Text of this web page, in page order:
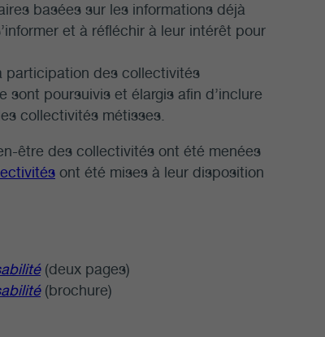
basées sur les informations déjà
et à réfléchir à leur intérêt pour
participation des collectivités
poursuivis et élargis afin d’inclure
collectivités métisses.
être des collectivités ont été menées
ont été mises à leur disposition
(deux pages)
(brochure)